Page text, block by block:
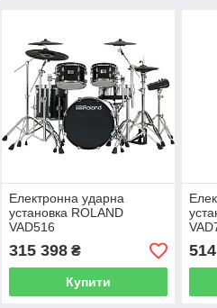
Електронна ударна
установка ROLAND
VAD516
315 398₴
Купити